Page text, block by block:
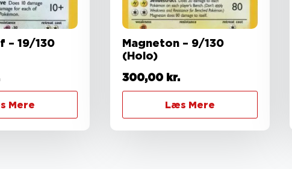
– 19/130
Mere
Magneton – 9/130
(Holo)
300,00 kr.
Læs Mere